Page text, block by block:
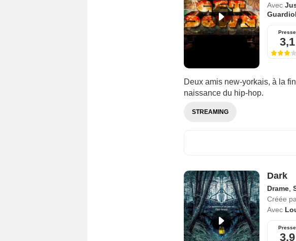
Avec
Presse
3,1
Deux amis new-yorkais, à la
naissance du hip-hop.
STREAMING
Dark
Drame,
Créée
Avec
Presse
3,9